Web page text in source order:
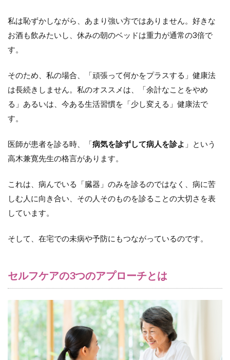
私は恥ずかしながら、あまり強い方ではありません。好きな
お酒も飲みたいし、休みの朝のベッドは重力が通常の3倍で
す。
そのため、私の場合、「頑張って何かをプラスする」健康法
は長続きしません。私のオススメは、「余計なことをやめ
る」あるいは、今ある生活習慣を「少し変える」健康法で
す。
医師が患者を診る時、「病気を診ずして病人を診よ 」という
高木兼寛先生の格言があります。
これは、病んでいる「臓器」のみを診るのではなく、病に苦
しむ人に向き合い、その人そのものを診ることの大切さを表
しています。
そして、在宅での未病や予防にもつながっているのです。
セルフケアの3つのアプローチとは